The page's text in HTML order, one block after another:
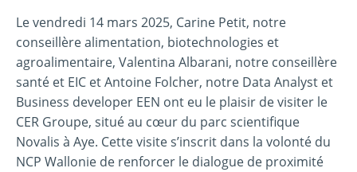
Le vendredi 14 mars 2025, Carine Petit, notre
conseillère alimentation, biotechnologies et
agroalimentaire, Valentina Albarani, notre conseillère
santé et EIC et Antoine Folcher, notre Data Analyst et
Business developer EEN ont eu le plaisir de visiter le
CER Groupe, situé au cœur du parc scientifique
Novalis à Aye. Cette visite s’inscrit dans la volonté du
NCP Wallonie de renforcer le dialogue de proximité